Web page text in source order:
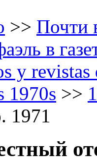
>> Почти
в
y
1970s >>
1971